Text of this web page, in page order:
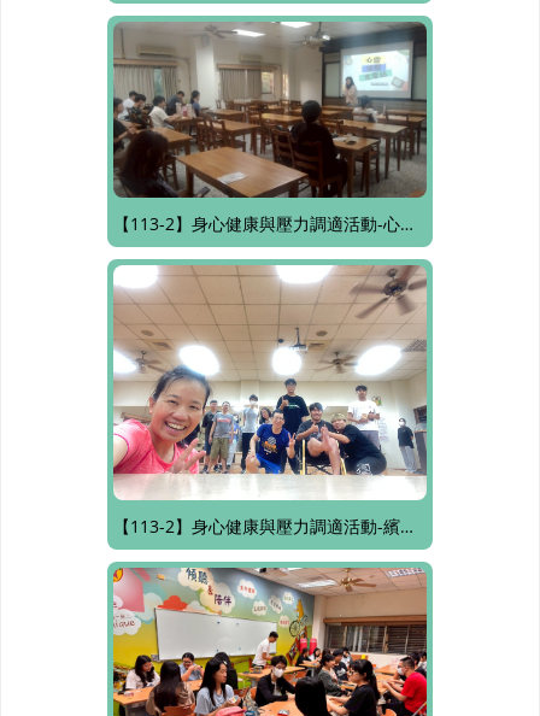
【113-2】身心健康與壓力調適活動-心靈減壓充電站
【113-2】身心健康與壓力調適活動-繽紛律動 Zumba 時光